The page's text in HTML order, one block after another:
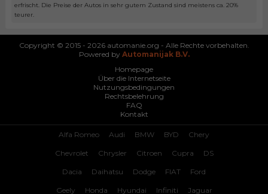
erfrischt. Die Preise der Autos in sehr gutem Zustand sind meistens ca. 20%
teurer.
Copyright © 2015 - 2026 automanie.org - Alle Rechte vorbehalten.
Powered by Automanijak B.V.
Homepage
Über die Internetseite
Nutzungsbedingungen
Rechtsbelehrung
FAQ
Kontakt
Alfa Romeo Audi BMW BYD Chery
Chevrolet Chrysler Citroen Cupra DS
Dacia Daihatsu Dodge FIAT Ford
Geely Honda Hyundai Infiniti Jaguar